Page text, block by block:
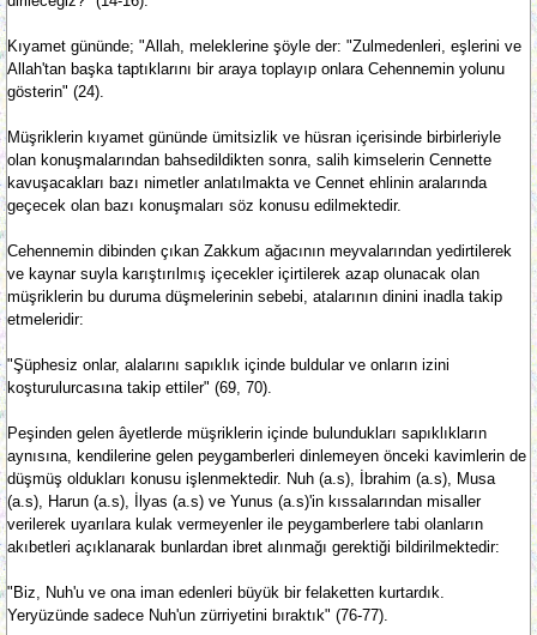
Kıyamet gününde; "Allah, meleklerine şöyle der: "Zulmedenleri, eşlerini ve
Allah'tan başka taptıklarını bir araya toplayıp onlara Cehennemin yolunu
gösterin" (24).
Müşriklerin kıyamet gününde ümitsizlik ve hüsran içerisinde birbirleriyle
olan konuşmalarından bahsedildikten sonra, salih kimselerin Cennette
kavuşacakları bazı nimetler anlatılmakta ve Cennet ehlinin aralarında
geçecek olan bazı konuşmaları söz konusu edilmektedir.
Cehennemin dibinden çıkan Zakkum ağacının meyvalarından yedirtilerek
ve kaynar suyla karıştırılmış içecekler içirtilerek azap olunacak olan
müşriklerin bu duruma düşmelerinin sebebi, atalarının dinini inadla takip
etmeleridir:
"Şüphesiz onlar, alalarını sapıklık içinde buldular ve onların izini
koşturulurcasına takip ettiler" (69, 70).
Peşinden gelen âyetlerde müşriklerin içinde bulundukları sapıklıkların
aynısına, kendilerine gelen peygamberleri dinlemeyen önceki kavimlerin de
düşmüş oldukları konusu işlenmektedir. Nuh (a.s), İbrahim (a.s), Musa
(a.s), Harun (a.s), İlyas (a.s) ve Yunus (a.s)'in kıssalarından misaller
verilerek uyarılara kulak vermeyenler ile peygamberlere tabi olanların
akıbetleri açıklanarak bunlardan ibret alınmağı gerektiği bildirilmektedir:
"Biz, Nuh'u ve ona iman edenleri büyük bir felaketten kurtardık.
Yeryüzünde sadece Nuh'un zürriyetini bıraktık" (76-77).